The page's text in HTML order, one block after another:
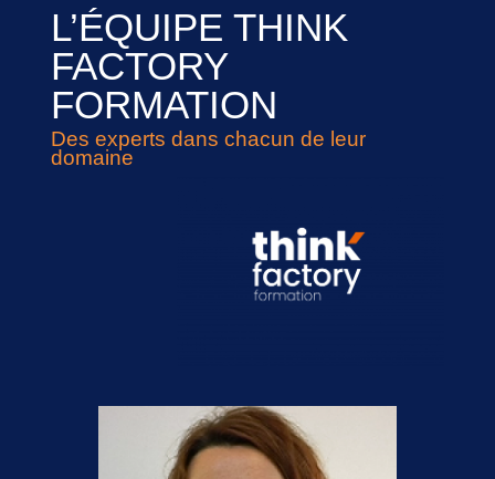
L’ÉQUIPE THINK
FACTORY
FORMATION
Des experts dans chacun de leur
domaine